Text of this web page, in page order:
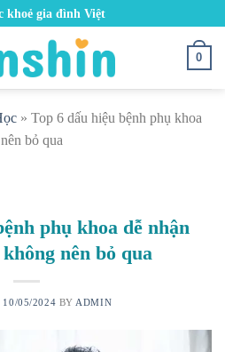
khoẻ gia đình Việt
0
» Top 6 dấu hiệu bệnh phụ khoa
bỏ qua
phụ khoa dễ nhận
nên bỏ qua
10/05/2024 BY ADMIN